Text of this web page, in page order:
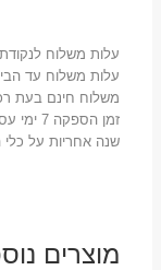
עלות משלוח לנקודת
עלות משלוח עד הבית
משלוח חינם בעת
זמן הספקה 7 ימי עסקים
שנה אחריות על כלי
מוצרים